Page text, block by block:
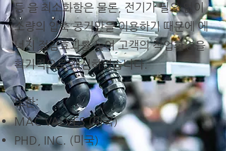
등 을 최소화함은 물론, 전기가 필요 없이
소량의 압축 공기만을 이용하기 때문에 에
너지 절감효과를 높여 고객의 작업환경을
획기적으로 개선하였습니다.
또한:
MAC VALVES (미국)
PHD, INC. (미국)